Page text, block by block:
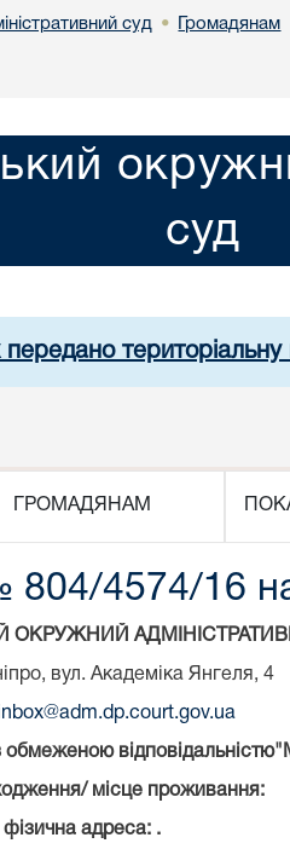
суд • Громадянам
суд
передано територіальну
ГРОМАДЯНАМ
804/4574/16
ОКРУЖНИЙ
вул. Академіка Янгеля, 4
обмеженою
місце проживання:
фізична адреса: .